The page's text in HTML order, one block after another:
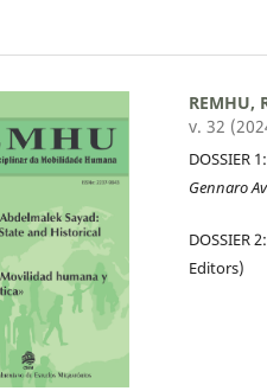
v. 32
DOSSIER
Gennaro
DOSSIER
Editors)